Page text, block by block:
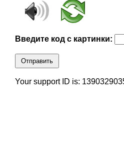
Введите код с картинки:
Отправить
Your support ID is: